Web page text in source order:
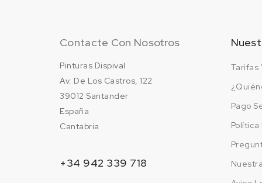
503 CADMIUM RED /
515 ALIZARIN
CARMESI ALIZARIN
Contacte Con Nosotros
Pinturas Dispival
Av. De Los Castros, 122
39012 Santander
España
Cantabria
+34 942 339 718
Tarifas
Pago